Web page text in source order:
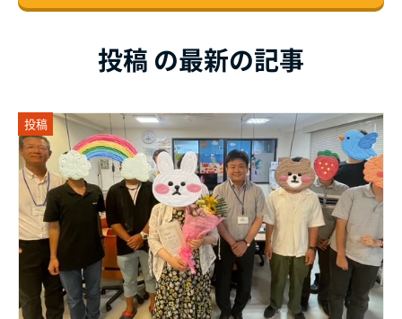
投稿 の最新の記事
投稿